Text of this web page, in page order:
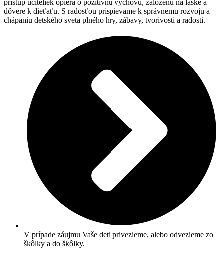
prístup učiteliek opiera o pozitívnu výchovu, založenú na láske a
dôvere k dieťaťu. S radosťou prispievame k správnemu rozvoju a
chápaniu detského sveta plného hry, zábavy, tvorivosti a radosti.
V prípade záujmu Vaše deti privezieme, alebo odvezieme zo
škôlky a do škôlky.